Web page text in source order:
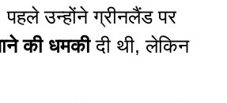
उन्होंने ग्रीनलैंड पर
की धमकीदी थी, लेकिन